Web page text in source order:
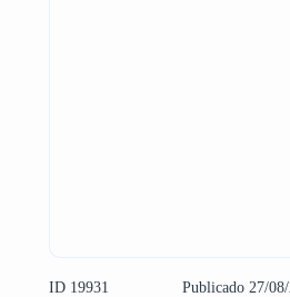
ID 19931 Publicado 27/